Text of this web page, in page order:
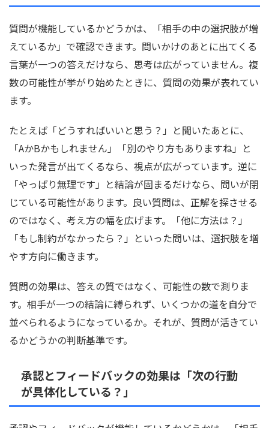
質問が機能しているかどうかは、「相手の中の選択肢が増
えているか」で確認できます。問いかけのあとに出てくる
言葉が一つの答えだけなら、思考は広がっていません。複
数の可能性が挙がり始めたときに、質問の効果が表れてい
ます。
たとえば「どうすればいいと思う？」と聞いたあとに、
「AかBかもしれません」「別のやり方もありますね」と
いった発言が出てくるなら、視点が広がっています。逆に
「やっぱり無理です」と結論が固まるだけなら、問いが閉
じている可能性があります。良い質問は、正解を探させる
のではなく、考え方の幅を広げます。「他に方法は？」
「もし制約がなかったら？」といった問いは、選択肢を増
やす方向に働きます。
質問の効果は、答えの質ではなく、可能性の数で測りま
す。相手が一つの結論に縛られず、いくつかの道を自分で
並べられるようになっているか。それが、質問が活きてい
るかどうかの判断基準です。
承認とフィードバックの効果は「次の行動
が具体化している？」